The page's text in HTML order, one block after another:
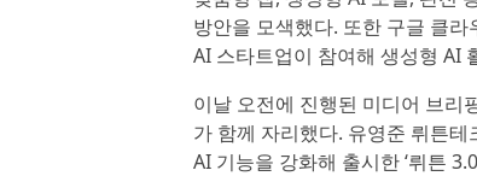
방안을 모색했다. 또한 구글 클
AI 스타트업이 참여해 생성형 AI
이날 오전에 진행된 미디어 브리
가 함께 자리했다. 유영준 뤼튼
AI 기능을 강화해 출시한 ‘뤼튼